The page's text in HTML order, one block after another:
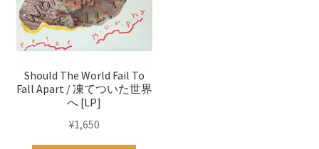
Should The World Fail To
Fall Apart / 凍てついた世界
へ [LP]
¥1,650